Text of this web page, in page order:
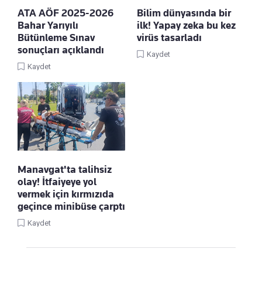
ATA AÖF 2025-2026
Bahar Yarıyılı
Bütünleme Sınav
sonuçları açıklandı
Kaydet
Bilim dünyasında bir
ilk! Yapay zeka bu kez
virüs tasarladı
Kaydet
Manavgat'ta talihsiz
olay! İtfaiyeye yol
vermek için kırmızıda
geçince minibüse çarptı
Kaydet